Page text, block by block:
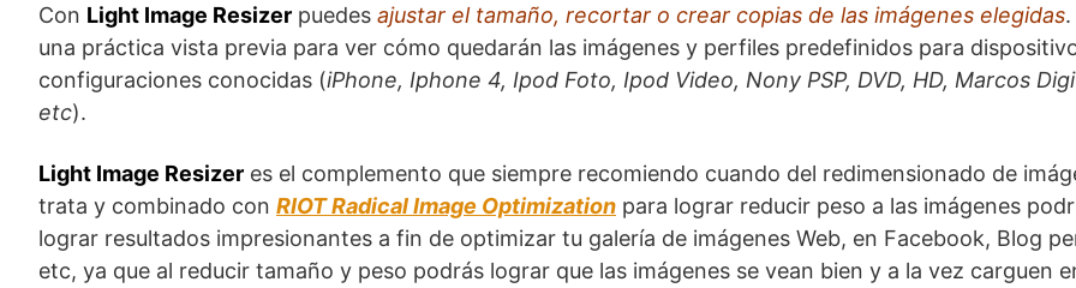
Con Light Image Resizer puedes ajustar el tamaño, recortar o crear copias de las imágenes elegidas
una práctica vista previa para ver cómo quedarán las imágenes y perfiles predefinidos para
configuraciones conocidas (iPhone, Iphone 4, Ipod Foto, Ipod Video, Nony PSP, DVD, HD, Marcos
etc).
Light Image Resizer es el complemento que siempre recomiendo cuando del redimensionado de
trata y combinado con RIOT Radical Image Optimization para lograr reducir peso a las imágenes
lograr resultados impresionantes a fin de optimizar tu galería de imágenes Web, en Facebook, Blog
etc, ya que al reducir tamaño y peso podrás lograr que las imágenes se vean bien y a la vez carguen